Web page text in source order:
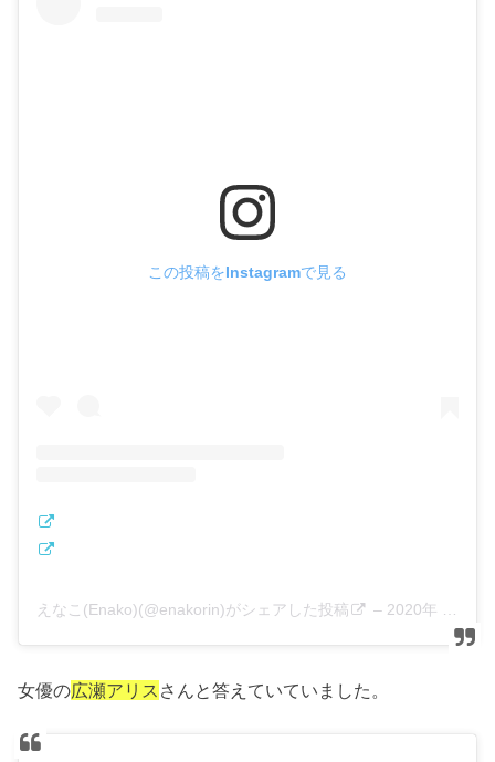
この投稿をInstagramで見る
えなこ(Enako)(@enakorin)がシェアした投稿 – 2020年 7月月18日午前12時39分PDT
女優の広瀬アリス さんと答えていていました。